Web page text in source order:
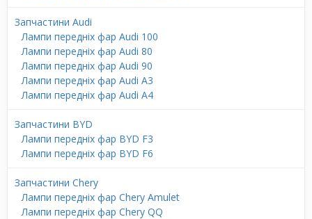
Запчастини Audi
Лампи передніх фар Audi 100
Лампи передніх фар Audi 80
Лампи передніх фар Audi 90
Лампи передніх фар Audi A3
Лампи передніх фар Audi A4
Запчастини BYD
Лампи передніх фар BYD F3
Лампи передніх фар BYD F6
Запчастини Chery
Лампи передніх фар Chery Amulet
Лампи передніх фар Chery QQ